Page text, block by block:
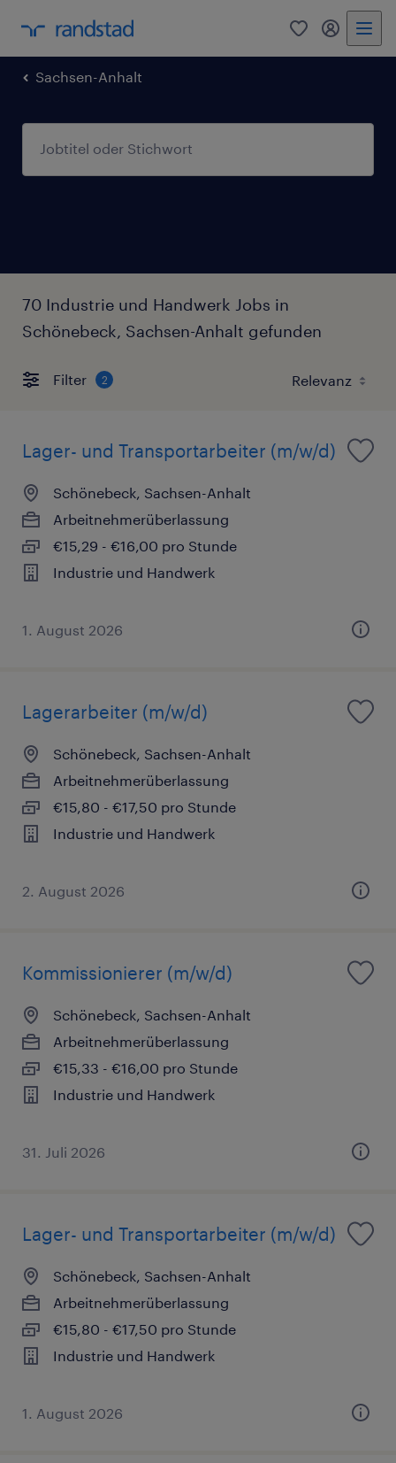
0 Mein
Sachsen-Anhalt
70 Industrie und Handwerk Jobs in
Schönebeck, Sachsen-Anhalt gefunden
Filter 2
Lager- und Transportarbeiter (m/w/d)
Schönebeck, Sachsen-Anhalt
Arbeitnehmerüberlassung
€15,29 - €16,00 pro Stunde
Industrie und Handwerk
1. August 2026
Lagerarbeiter (m/w/d)
Schönebeck, Sachsen-Anhalt
Arbeitnehmerüberlassung
€15,80 - €17,50 pro Stunde
Industrie und Handwerk
2. August 2026
Kommissionierer (m/w/d)
Schönebeck, Sachsen-Anhalt
Arbeitnehmerüberlassung
€15,33 - €16,00 pro Stunde
Industrie und Handwerk
31. Juli 2026
Lager- und Transportarbeiter (m/w/d)
Schönebeck, Sachsen-Anhalt
Arbeitnehmerüberlassung
€15,80 - €17,50 pro Stunde
Industrie und Handwerk
1. August 2026